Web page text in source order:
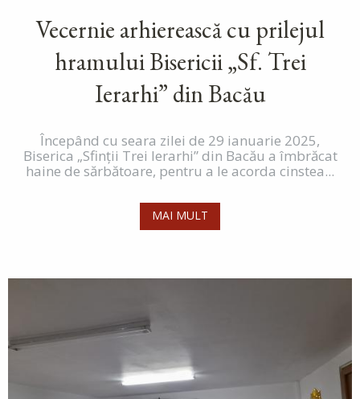
Vecernie arhierească cu prilejul
hramului Bisericii „Sf. Trei
Ierarhi” din Bacău
Începând cu seara zilei de 29 ianuarie 2025,
Biserica „Sfinţii Trei Ierarhi” din Bacău a îmbrăcat
haine de sărbătoare, pentru a le acorda cinstea...
MAI MULT